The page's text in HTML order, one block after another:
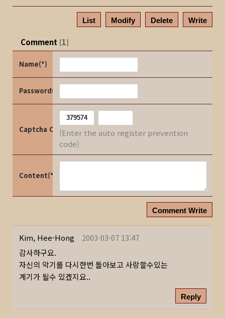
List Modify Delete Write
Comment [1]
Name(*)
Password(*)
Captcha Code(Enter the auto register prevention
code)
Content(*)
Comment Write
Kim, Hee-Hong
2003-03-07 13:47
감사하구요.
자신의 악기를 다시한번 돌아보고 사랑할수있는
계기가 될수 있겠지요..
Reply